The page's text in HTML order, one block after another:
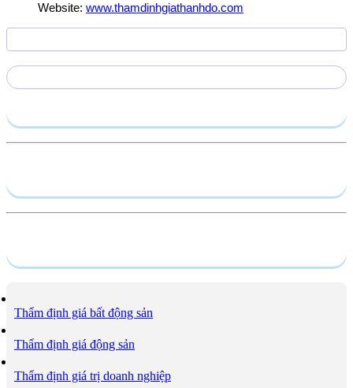
Website: www.thamdinhgiathanhdo.com
Thẩm định giá bất động sản
Thẩm định giá động sản
Thẩm định giá trị doanh nghiệp